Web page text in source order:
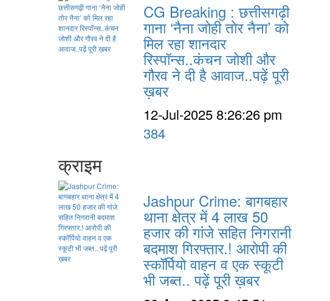
CG Breaking : छत्तीसगढ़ी
गाना ‘नैना जोही तोर नैना’ को
मिल रहा शानदार
रिस्पॉन्स..कंचन जोशी और
गौरव ने दी है आवाज..पढ़ें पूरी
ख़बर
12-Jul-2025 8:26:26 pm
384
क्राइम
Jashpur Crime: बागबहार
थाना क्षेत्र में 4 लाख 50
हजार की गांजे सहित निगरानी
बदमाश गिरफ्तार.! आरोपी की
स्कॉर्पियो वाहन व एक स्कूटी
भी जब्त.. पढ़ें पूरी ख़बर